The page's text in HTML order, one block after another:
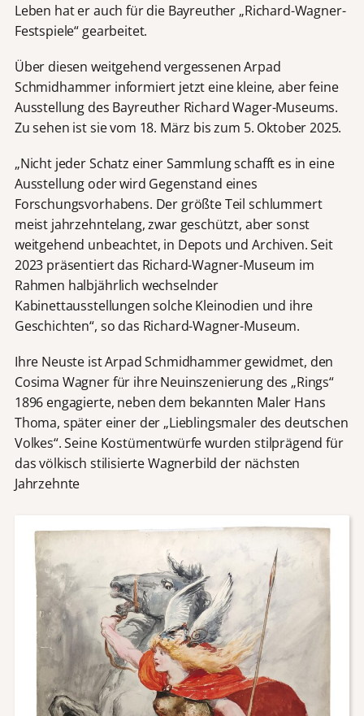
Leben hat er auch für die Bayreuther „Richard-Wagner-
Festspiele“ gearbeitet.
Über diesen weitgehend vergessenen Arpad
Schmidhammer informiert jetzt eine kleine, aber feine
Ausstellung des Bayreuther Richard Wager-Museums.
Zu sehen ist sie vom 18. März bis zum 5. Oktober 2025.
„Nicht jeder Schatz einer Sammlung schafft es in eine
Ausstellung oder wird Gegenstand eines
Forschungsvorhabens. Der größte Teil schlummert
meist jahrzehntelang, zwar geschützt, aber sonst
weitgehend unbeachtet, in Depots und Archiven. Seit
2023 präsentiert das Richard-Wagner-Museum im
Rahmen halbjährlich wechselnder
Kabinettausstellungen solche Kleinodien und ihre
Geschichten“, so das Richard-Wagner-Museum.
Ihre Neuste ist Arpad Schmidhammer gewidmet, den
Cosima Wagner für ihre Neuinszenierung des „Rings“
1896 engagierte, neben dem bekannten Maler Hans
Thoma, später einer der „Lieblingsmaler des deutschen
Volkes“. Seine Kostümentwürfe wurden stilprägend für
das völkisch stilisierte Wagnerbild der nächsten
Jahrzehnte